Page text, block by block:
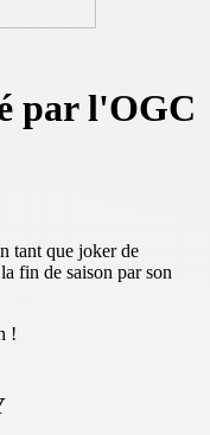
par l'OGC
tant que joker de
fin de saison par son
!